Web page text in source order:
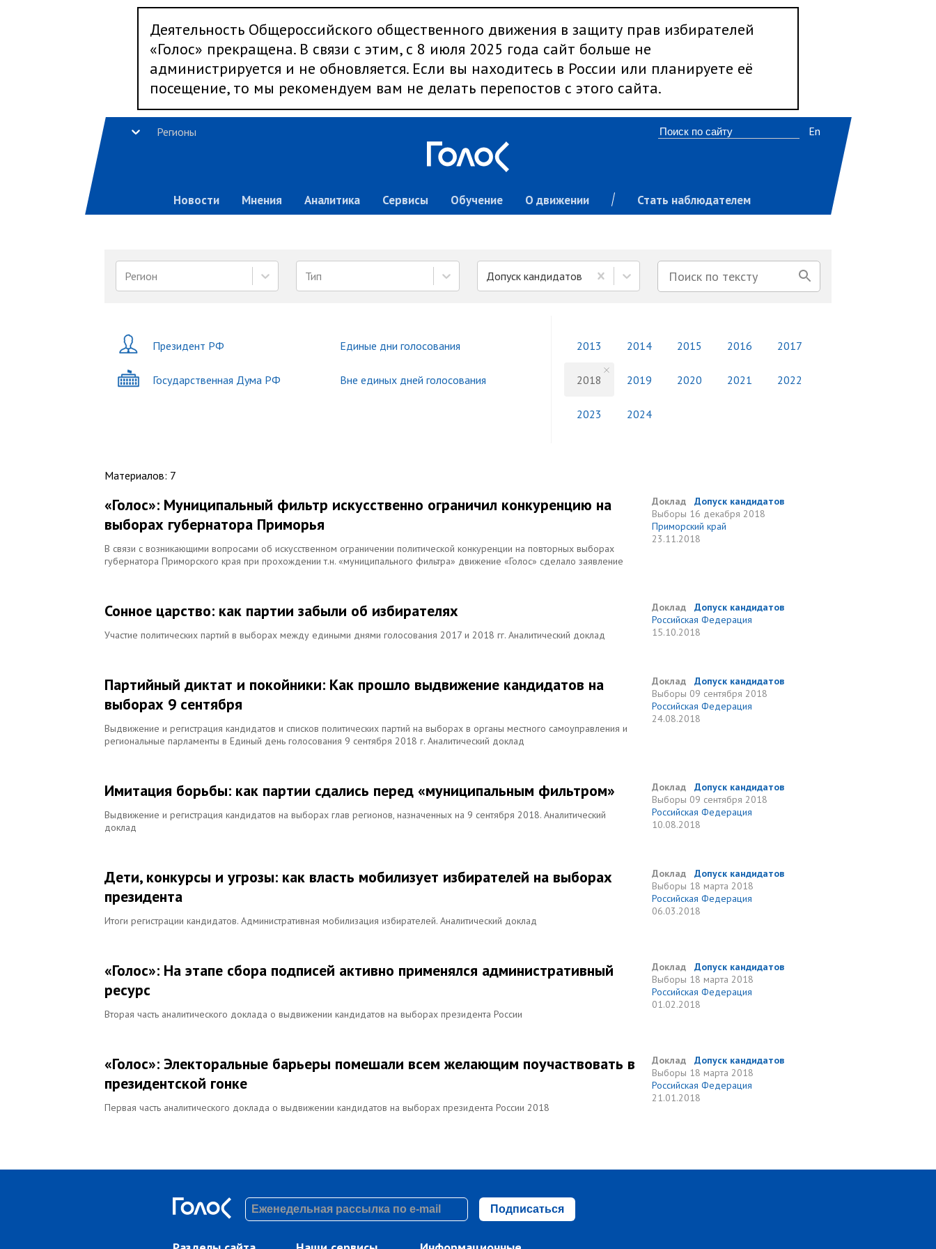
Деятельность Общероссийского общественного движения в защиту прав избирателей
«Голос» прекращена. В связи с этим, с 8 июля 2025 года сайт больше не
администрируется и не обновляется. Если вы находитесь в России или планируете её
посещение, то мы рекомендуем вам не делать перепостов с этого сайта.
Регионы
Новости Мнения Аналитика Сервисы Обучение О движении Стать наблюдателем
En
Регион Тип Допуск кандидатов
Президент РФ
Государственная Дума РФ
Единые дни голосования
Вне единых дней голосования
2013 2014 2015 2016 2017
2018 2019 2020 2021 2022
2023 2024
Материалов: 7
«Голос»: Муниципальный фильтр искусственно ограничил конкуренцию на
выборах губернатора Приморья
В связи с возникающими вопросами об искусственном ограничении политической конкуренции на повторных выборах
губернатора Приморского края при прохождении т.н. «муниципального фильтра» движение «Голос» сделало заявление
Доклад
Допуск кандидатов
Выборы 16 декабря 2018
Приморский край
23.11.2018
Сонное царство: как партии забыли об избирателях
Участие политических партий в выборах между едиными днями голосования 2017 и 2018 гг. Аналитический доклад
Доклад
Допуск кандидатов
Российская Федерация
15.10.2018
Партийный диктат и покойники: Как прошло выдвижение кандидатов на
выборах 9 сентября
Выдвижение и регистрация кандидатов и списков политических партий на выборах в органы местного самоуправления и
региональные парламенты в Единый день голосования 9 сентября 2018 г. Аналитический доклад
Доклад
Допуск кандидатов
Выборы 09 сентября 2018
Российская Федерация
24.08.2018
Имитация борьбы: как партии сдались перед «муниципальным фильтром»
Выдвижение и регистрация кандидатов на выборах глав регионов, назначенных на 9 сентября 2018. Аналитический
доклад
Доклад
Допуск кандидатов
Выборы 09 сентября 2018
Российская Федерация
10.08.2018
Дети, конкурсы и угрозы: как власть мобилизует избирателей на выборах
президента
Итоги регистрации кандидатов. Административная мобилизация избирателей. Аналитический доклад
Доклад
Допуск кандидатов
Выборы 18 марта 2018
Российская Федерация
06.03.2018
«Голос»: На этапе сбора подписей активно применялся административный
ресурс
Вторая часть аналитического доклада о выдвижении кандидатов на выборах президента России
Доклад
Допуск кандидатов
Выборы 18 марта 2018
Российская Федерация
01.02.2018
«Голос»: Электоральные барьеры помешали всем желающим поучаствовать в
президентской гонке
Первая часть аналитического доклада о выдвижении кандидатов на выборах президента России 2018
Доклад
Допуск кандидатов
Выборы 18 марта 2018
Российская Федерация
21.01.2018
Подписаться